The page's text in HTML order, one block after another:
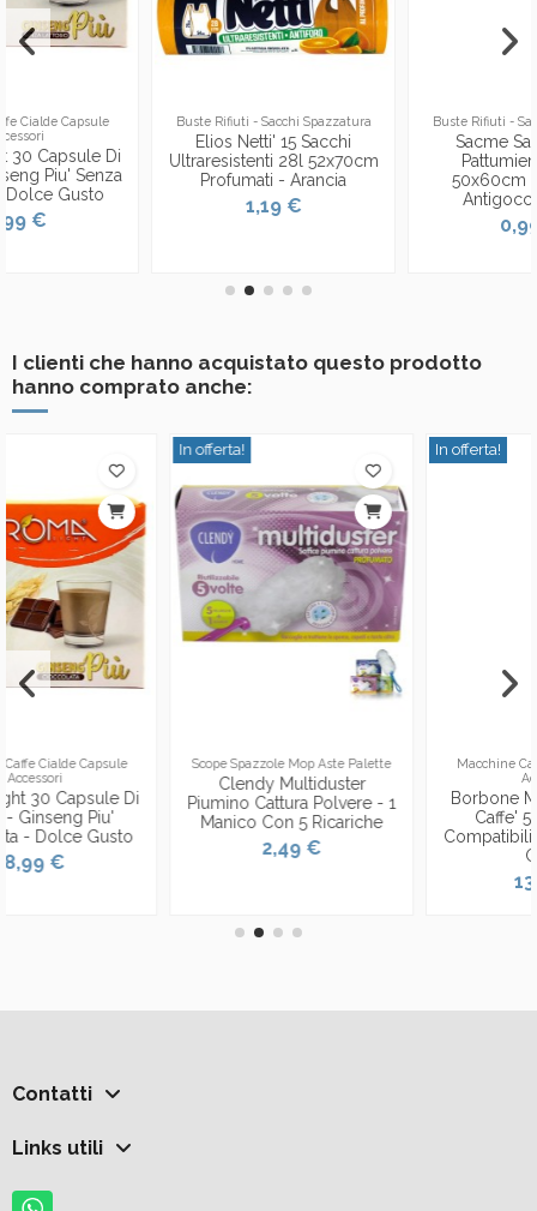
Buste Rifiuti - Sacchi Spazzatura
Elios Netti' 15 Sacchi
Ultraresistenti 28l 52x70cm
Profumati - Arancia
Buste Rifiuti - Sacchi Spazzatura
Sacme Sacco Rifiuti
Pattumiera 30 Litri
50x60cm 20 Pezzi -
Antigoccia - Nero
I clienti che hanno acquistato questo prodotto
hanno comprato anche:
Scope Spazzole Mop Aste Palette
Piumino Cattura Polvere - 1
Manico Con 5 Ricariche
2,49 €
Macchine Caffe Cialde Capsule
Borbone Miscela Rossa -
Caffe' 50 Capsule -
Compatibili Nescafe' Dolce
Contatti
Links utili